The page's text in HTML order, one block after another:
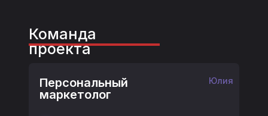
Команда
проекта
Персональный
маркетолог
Юлия